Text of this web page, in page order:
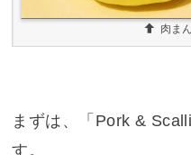
肉ま
まずは、「Pork &
す。